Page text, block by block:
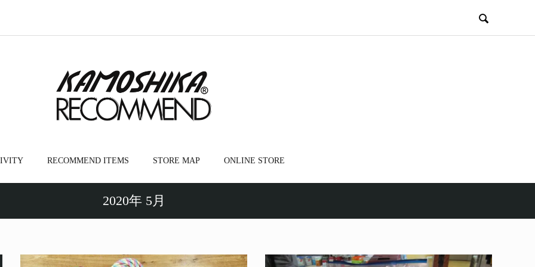

RECOMMEND ITEMS STORE MAP ONLINE STORE
2020年 5月